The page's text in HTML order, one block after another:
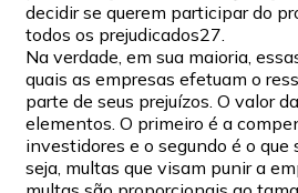
decidir se querem participar do
todos os prejudicados27.
Na verdade, em sua maioria,
quais as empresas efetuam o
parte de seus prejuízos. O valor
elementos. O primeiro é a
investidores e o segundo é o
seja, multas que visam punir a